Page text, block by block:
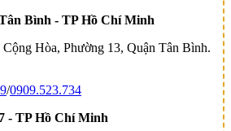
Bình - TP Hồ Chí Minh
Hòa, Phường 13, Quận Tân Bình.
/0909.523.734
- TP Hồ Chí Minh